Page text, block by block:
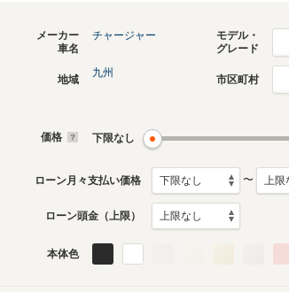
チャージャーのカタログを見る
メーカー
車名
チャージャー
モデル・
グレード
地域
九州
市区町村
価格 下限なし
ローン月々支払い価格 〜
ローン頭金（上限）
本体色